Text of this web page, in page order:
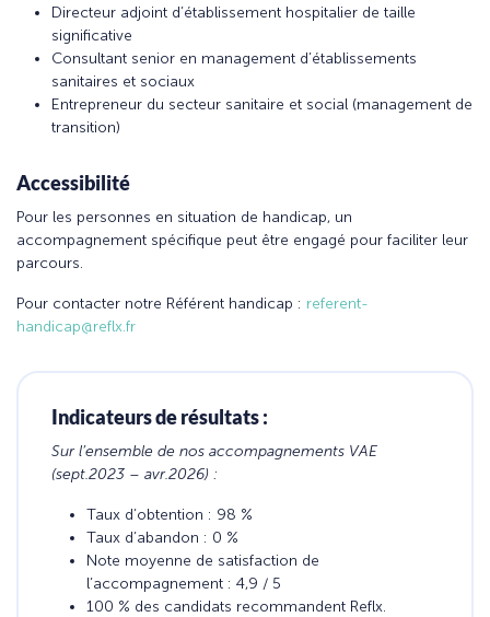
Directeur adjoint d’établissement hospitalier de taille
significative
Consultant senior en management d’établissements
sanitaires et sociaux
Entrepreneur du secteur sanitaire et social (management de
transition)
Accessibilité
Pour les personnes en situation de handicap, un
accompagnement spécifique peut être engagé pour faciliter leur
parcours.
Pour contacter notre Référent handicap : referent-
handicap@reflx.fr
Indicateurs de résultats :
Sur l’ensemble de nos accompagnements VAE
(sept.2023 – avr.2026) :
Taux d’obtention : 98 %
Taux d’abandon : 0 %
Note moyenne de satisfaction de
l’accompagnement : 4,9 / 5
100 % des candidats recommandent Reflx.